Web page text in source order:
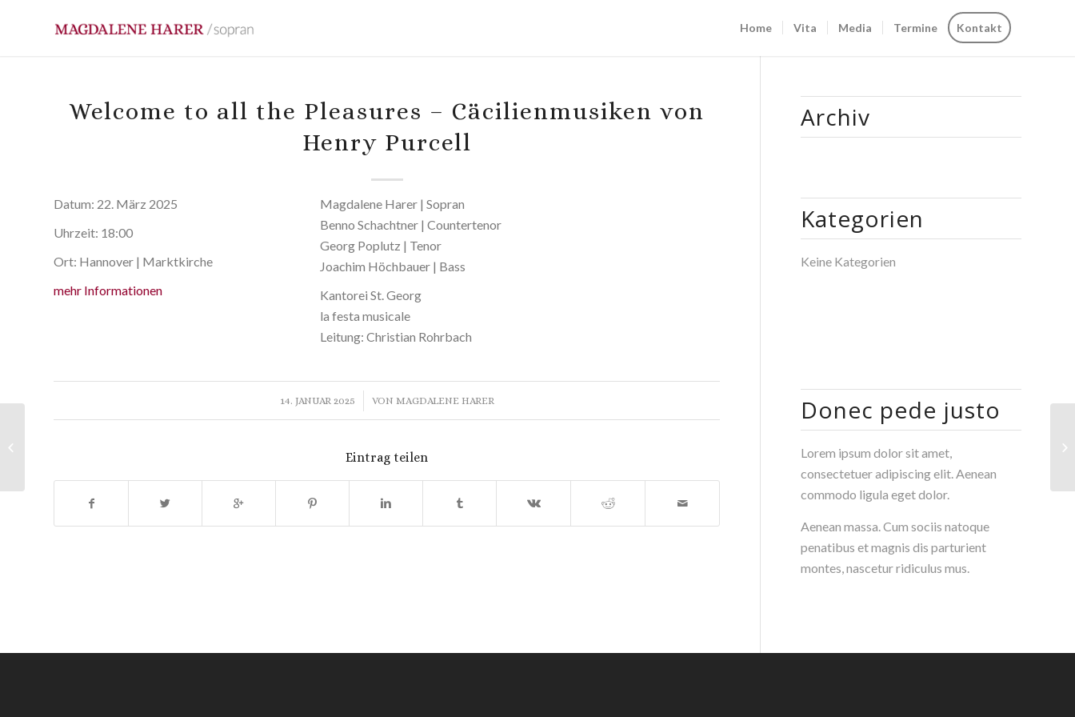
Home Vita Media Termine Kontakt
Welcome to all the Pleasures – Cäcilienmusiken von
Henry Purcell
Datum: 22. März 2025
Uhrzeit: 18:00
Ort: Hannover | Marktkirche
mehr Informationen
Magdalene Harer | Sopran
Benno Schachtner | Countertenor
Georg Poplutz | Tenor
Joachim Höchbauer | Bass
Kantorei St. Georg
la festa musicale
Leitung: Christian Rohrbach
14. JANUAR 2025
/ VON MAGDALENE HARER
Eintrag teilen
Archiv
Kategorien
Keine Kategorien
Donec pede justo
Lorem ipsum dolor sit amet,
consectetuer adipiscing elit. Aenean
commodo ligula eget dolor.
Aenean massa. Cum sociis natoque
penatibus et magnis dis parturient
montes, nascetur ridiculus mus.